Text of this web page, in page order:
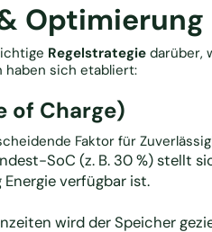
Optimierung
Regelstrategiedarüber,
haben sich etabliert:
of Charge)
Faktor für
SoC (z. B. 30 %) stellt
verfügbar ist.
wird der Speicher